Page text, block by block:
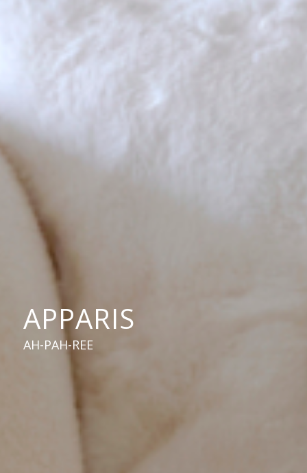
APPARIS
AH-PAH-REE